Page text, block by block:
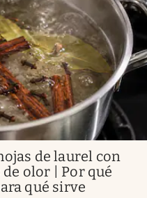
de laurel con
olor | Por qué
qué sirve